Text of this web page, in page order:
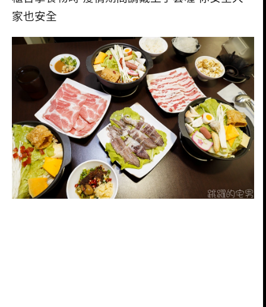
家也安全